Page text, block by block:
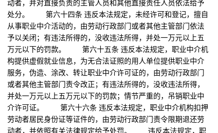
动者，并对直接负责的主管人员和其他直接责任人员依法给予
处分。 第六十四条 违反本法规定，未经许可和登记，擅自
从事职业中介活动的，由劳动行政部门或者其他主管部门依法
予以关闭；有违法所得的，没收违法所得，并处一万元以上五
万元以下的罚款。 第六十五条 违反本法规定，职业中介机
构提供虚假就业信息，为无合法证照的用人单位提供职业中介
服务，伪造、涂改、转让职业中介许可证的，由劳动行政部门
或者其他主管部门责令改正；有违法所得的，没收违法所得，
并处一万元以上五万元以下的罚款；情节严重的，吊销职业中
介许可证。 第六十六条 违反本法规定，职业中介机构扣押
劳动者居民身份证等证件的，由劳动行政部门责令限期退还劳
动者，并依照有关法律规定给予处罚。 违反本法规定，职